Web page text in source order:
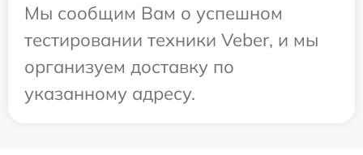
Мы сообщим Вам о успешном
тестировании техники Veber, и мы
организуем доставку по
указанному адресу.